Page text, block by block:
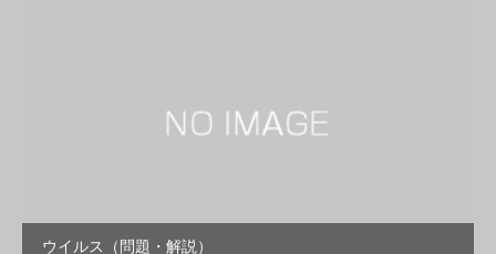
ウイルス（問題・解説）